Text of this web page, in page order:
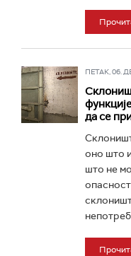
ПЕТАК, 06.
да се
оно што
што не